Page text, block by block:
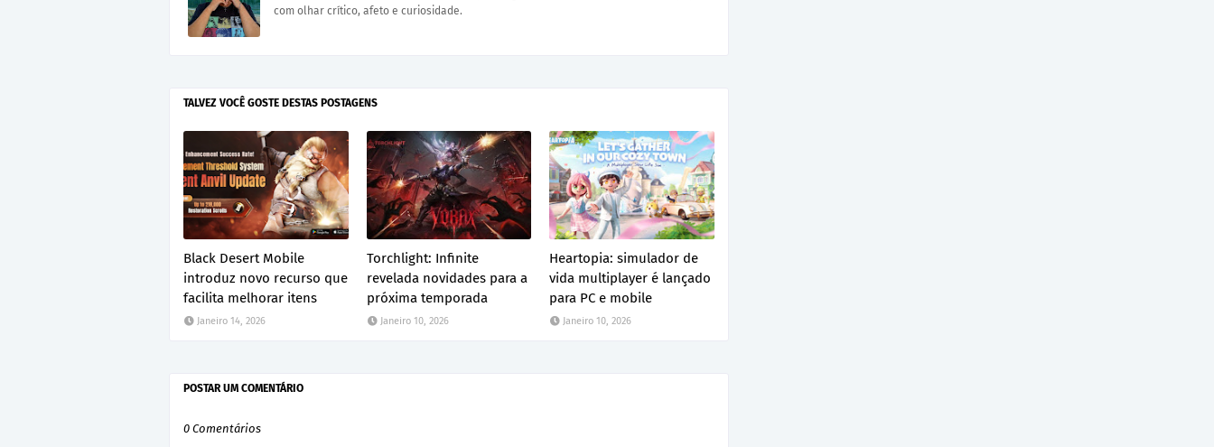
com olhar crítico, afeto e curiosidade.
TALVEZ VOCÊ GOSTE DESTAS POSTAGENS
Black Desert Mobile
introduz novo recurso que
facilita melhorar itens
Janeiro 14, 2026
Torchlight: Infinite
revelada novidades para a
próxima temporada
Janeiro 10, 2026
Heartopia: simulador de
vida multiplayer é lançado
para PC e mobile
Janeiro 10, 2026
POSTAR UM COMENTÁRIO
0 Comentários